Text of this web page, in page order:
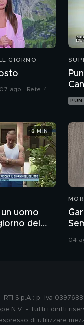
GIORNO
07 ago | Rete 4
uomo
del
2 MIN
04
S.p.A.: p. iva
N.V. - Tutti i diritti
di utilizzare